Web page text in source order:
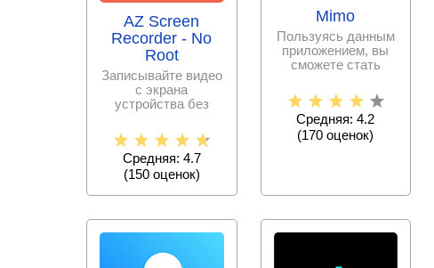
AZ Screen
Recorder - No
Root
Записывайте видео
с экрана
устройства без
хорошем качестве.
Снимайте
Средняя: 4.7
(150оценок)
Mimo
Пользуясь данным
приложением, вы
сможете стать
сравнительно
Средняя: 4.2
(170 оценок)